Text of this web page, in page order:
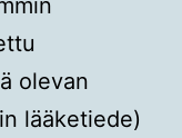
olevan
lääketiede)